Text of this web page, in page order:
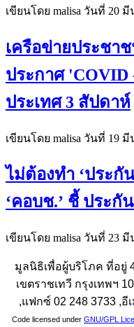
เขียนโดย malisa วันที่ 20 มี
เครือข่ายประชา
ประกาศ 'COVID
ประเทศ 3 สัปดาห์
เขียนโดย malisa วันที่ 19 มี
ไม่ต้องทำ ‘ประกั
‘คอบช.’ ชี้ ประ
เขียนโดย malisa วันที่ 23 มี
มูลนิธิเพื่อผู้บริโภค ที่อยู่
เขตราชเทวี กรุงเทพฯ
,แฟกซ์ 02 248 3733 ,อี
Code licensed under GNU/GPL